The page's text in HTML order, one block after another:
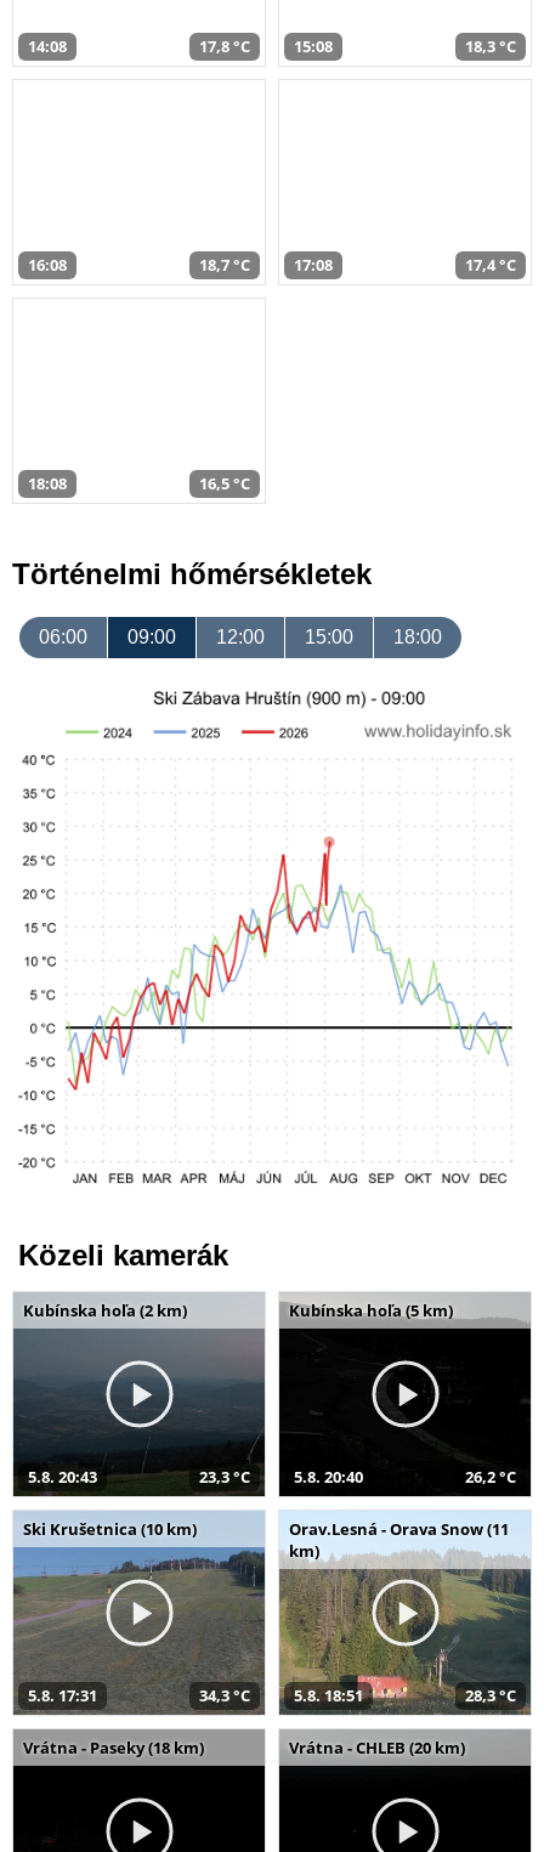
14:08 17,8 °C 15:08 18,3 °C
16:08 18,7 °C 17:08 17,4 °C
18:08 16,5 °C
Történelmi hőmérsékletek
06:00 09:00 12:00 15:00 18:00
Közeli kamerák
Kubínska hoľa (2 km)
5.8. 20:43 23,3 °C
Kubínska hoľa (5 km)
5.8. 20:40 26,2 °C
Ski Krušetnica (10 km)
5.8. 17:31 34,3 °C
Orav.Lesná - Orava Snow (11
km)
5.8. 18:51 28,3 °C
Vrátna - Paseky (18 km) Vrátna - CHLEB (20 km)